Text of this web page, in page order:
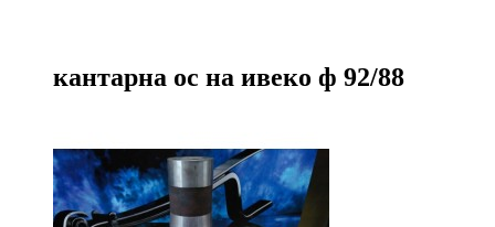
кантарна ос на ивеко ф 92/88